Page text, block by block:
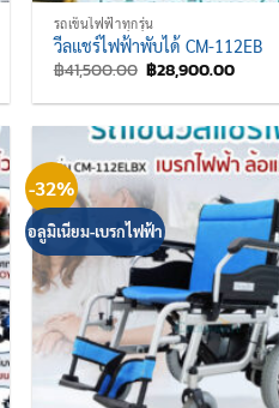
รถเข็นไฟฟ้าทุกรุ่น
วีลแชร์ไฟฟ้าพับได้ CM-112EB
฿41,500.00 Original
price
was:
฿28,900.00Current
is:
-32%
อลูมิเนียม-เบรกไฟฟ้า